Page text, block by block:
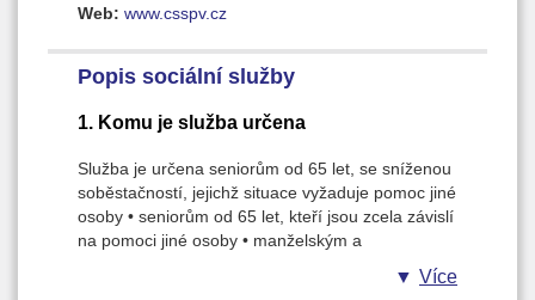
Web: www.csspv.cz
Popis sociální služby
1. Komu je služba určena
Služba je určena seniorům od 65 let, se sníženou
soběstačností, jejichž situace vyžaduje pomoc jiné
osoby • seniorům od 65 let, kteří jsou zcela závislí
na pomoci jiné osoby • manželským a
partnerským párům seniorského věku (od 65 let)
Více